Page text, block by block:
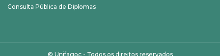
Consulta Pública de Diplomas
© Unifagoc- Todos os direitos reservados